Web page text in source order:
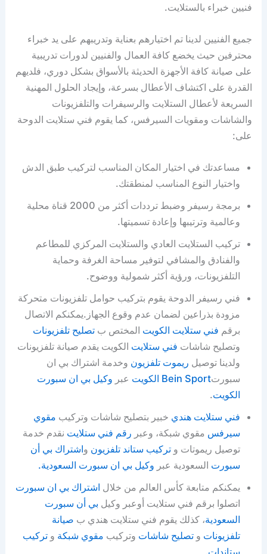
فنيين خبراء بالستلايت.
جميع الفنيين لدينا تم اختيارهم بعناية وتدريبهم على يد خبراء
محترفين حيث يخضع كافة العمال والفنيين لدورات تدريبية
على صيانة كافة الأجهزة الحديثة بالأسواق بشكل دوري، فلديهم
القدرة على اكتشاف الأعطال بسرعة، وإيجاد الحلول المهنية
السريعة لأعطال الستلايت والرسيفرات والتلفزيونات
والشاشات ومقويات السيرفس، كما يقوم فني ستلايت الدوحة
على:
مساعدتك في اختيار المكان المناسب لتركيب طبق الدش
واختيار النوع المناسب لمنطقتك.
برمجة رسيفر وضبط ترددات أكثر من 2000 قناة محلية
وعالمية وترتيبها وإعادة تسميتها.
تركيب الستلايت العادي والستلايت المركزي للمطاعم
والفنادق والمشافي لتوفير مساحة الغرفة وحماية
التلفزيونات، ورؤية أكثر شمولية ووضوح.
فني رسيفر الدوحة يقوم بتركيب حوامل تلفزيونات متحركة
مزودة بذراعين لضمان عدم وقوع الجهاز.يمكنكم الاتصال
برقم فني ستلايت الكويت المختص بتصليح تلفزيونات
وتصليح شاشات فني ستلايت الكويت يقدم صيانة تلفزيونات
ولدينا توصيل ريموت تلفزيون وخدمة اشتراك بي ان
سبورتBein Sport الكويت عبر وكيل بي ان سبورت
الكويت.
فني ستلايت هندي خبير بتصليح شاشات وتركيب مقوي
سيرفس مقوي شبكة، وعبر رقم فني ستلايت نقدم خدمة
توصيل ريموتات وتركيب ستاند تلفزيون واشتراك بي أن
سبورت السعودية عبر وكيل بي ان سبورت السعودية.
يمكنكم متابعة كأس العالم من خلال اشتراك بي ان سبورت
اتصلوا برقم فني ستلايت أوعبر وكيل بي أن سبورت
السعودية، كذلك يقوم فني ستلايت هندي ب صيانة
تلفزيونات وتصليح شاشات وتركيب مقوي شبكة وتركيب